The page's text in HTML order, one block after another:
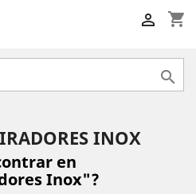
shopping_cart


INOX
en
Inox"?